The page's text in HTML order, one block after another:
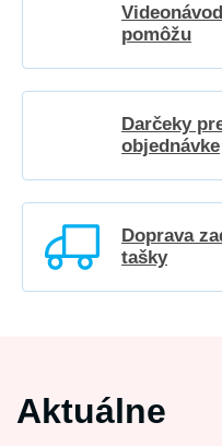
pomôžu
Darčeky
objednávke
Doprava
tašky
Aktuálne